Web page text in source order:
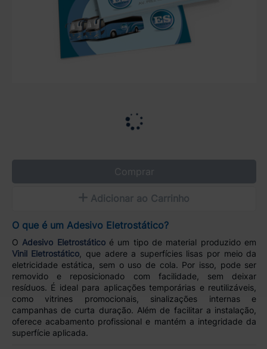
Comprar
Adicionar ao Carrinho
O que é um Adesivo Eletrostático?
O Adesivo Eletrostáticoé um tipo de material produzido em
Vinil Eletrostático , que adere a superfícies lisas por meio da
eletricidade estática, sem o uso de cola. Por isso, pode ser
removido e reposicionado com facilidade, sem deixar
resíduos. É ideal para aplicações temporárias e reutilizáveis,
como vitrines promocionais, sinalizações internas e
campanhas de curta duração. Além de facilitar a instalação,
oferece acabamento profissional e mantém a integridade da
superfície aplicada.